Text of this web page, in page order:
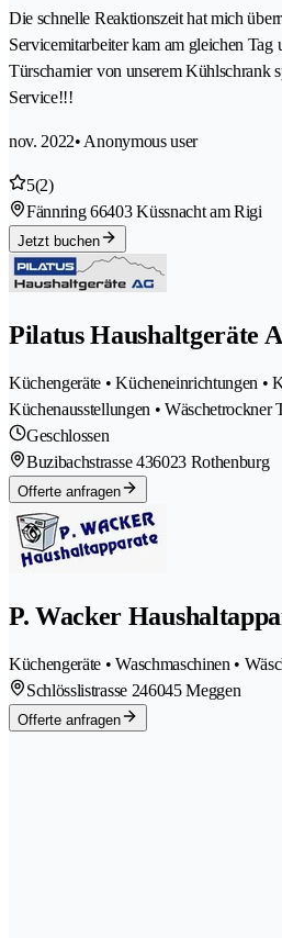
Die schnelle Reaktionszeit hat mich
Servicemitarbeiter kam am gleichen Tag
Türscharnier von unserem Kühlschrank
Service!!!
nov. 2022• Anonymous user
5(2)
Fännring 66403 Küssnacht am Rigi
Jetzt buchen
Pilatus Haushaltgeräte
Küchengeräte • Kücheneinrichtungen •
Küchenausstellungen • Wäschetrockner
Geschlossen
Buzibachstrasse 436023 Rothenburg
Offerte anfragen
P. Wacker
Küchengeräte • Waschmaschinen •
Schlösslistrasse 246045 Meggen
Offerte anfragen